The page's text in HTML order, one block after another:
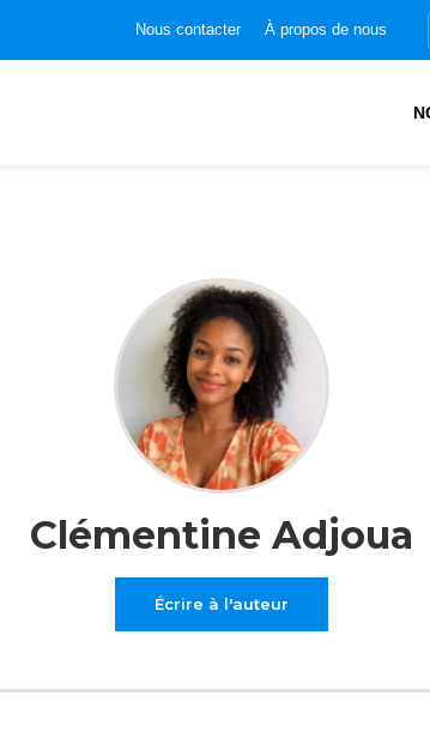
Nous contacter À propos de nous
Clémentine Adjoua
Écrire à l'auteur